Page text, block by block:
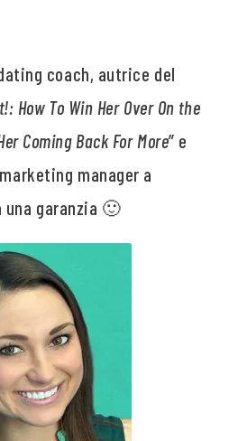
coach, autrice del
How To Win Her Over On the
Coming Back For More” e
manager a
una garanzia 🙂